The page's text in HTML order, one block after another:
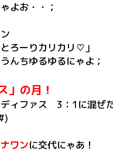
よお・・；
ろーりカリカリ♡」
んちゆるゆるにゃよ；
」の月！
ィファス 3：1に混ぜ
ワンに交代にゃあ！